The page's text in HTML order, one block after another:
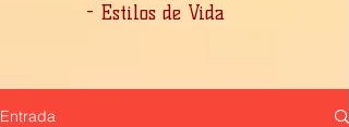
- Estilos de Vida
Entrada